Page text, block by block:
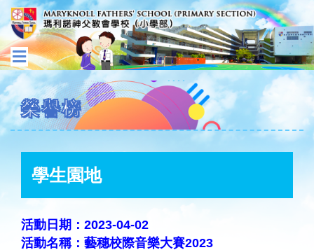
榮譽榜
學生園地
活動日期：2023-04-02
活動名稱：藝穗校際音樂大賽2023